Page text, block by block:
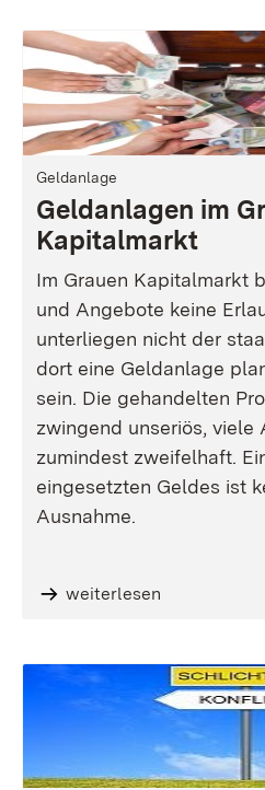
Geldanlage
Geldanlagen im
Kapitalmarkt
Im Grauen Kapitalmarkt
und Angebote keine
unterliegen nicht der
dort eine Geldanlage
sein. Die gehandelten
zwingend unseriös, viele
zumindest zweifelhaft.
eingesetzten Geldes ist
Ausnahme.
weiterlesen